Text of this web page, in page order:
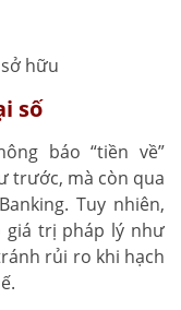
hữu
số
báo “tiền về”
trước, mà còn qua
Tuy nhiên,
giá trị pháp lý như
rủi ro khi hạch